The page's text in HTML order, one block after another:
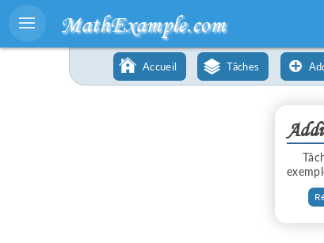
MathExample.com
Accueil Tâches